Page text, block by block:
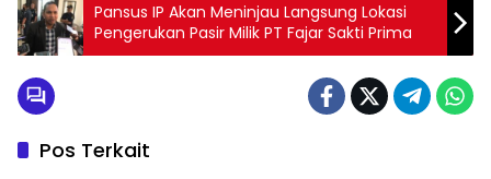
Pansus IP Akan Meninjau Langsung Lokasi
Pengerukan Pasir Milik PT Fajar Sakti Prima
Pos Terkait